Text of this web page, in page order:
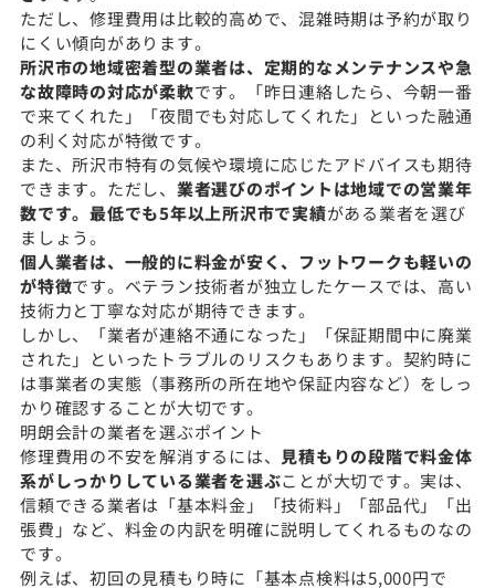
ただし、修理費用は比較的高めで、混雑時期は予約が取り
にくい傾向があります。
所沢市の地域密着型の業者は、定期的なメンテナンスや急
な故障時の対応が柔軟です。「昨日連絡したら、今朝一番
で来てくれた」「夜間でも対応してくれた」といった融通
の利く対応が特徴です。
また、所沢市特有の気候や環境に応じたアドバイスも期待
できます。ただし、 業者選びのポイントは地域での営業年
数です。最低でも5年以上所沢市で実績がある業者を選び
ましょう。
個人業者は、一般的に料金が安く、フットワークも軽いの
が特徴です。ベテラン技術者が独立したケースでは、高い
技術力と丁寧な対応が期待できます。
しかし、「業者が連絡不通になった」「保証期間中に廃業
された」といったトラブルのリスクもあります。契約時に
は事業者の実態（事務所の所在地や保証内容など）をしっ
かり確認することが大切です。
明朗会計の業者を選ぶポイント
修理費用の不安を解消するには、 見積もりの段階で料金体
系がしっかりしている業者を選ぶことが大切です。実は、
信頼できる業者は「基本料金」「技術料」「部品代」「出
張費」など、料金の内訳を明確に説明してくれるものなの
です。
例えば、初回の見積もり時に「基本点検料は5,000円で